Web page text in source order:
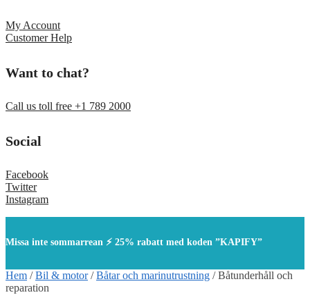
My Account
Customer Help
Want to chat?
Call us toll free +1 789 2000
Social
Facebook
Twitter
Instagram
Missa inte sommarrean ⚡ 25% rabatt med koden ”KAPIFY”
Hem /Bil & motor/Båtar och marinutrustning /Båtunderhåll och
reparation